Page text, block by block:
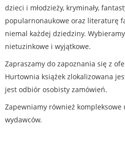
dzieci i młodzieży, kryminały,
popularnonaukowe oraz literaturę
niemal każdej dziedziny.
nietuzinkowe i wyjątkowe.
Zapraszamy do zapoznania się z
Hurtownia książek zlokalizowana
jest odbiór osobisty zamówień.
Zapewniamy również kompleksowe
wydawców.